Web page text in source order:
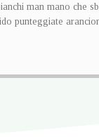
man mano che
punteggiate